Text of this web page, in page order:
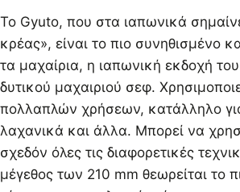
Το Gyuto, που στα ιαπωνικά
κρέας», είναι το πιο συνηθισμένο
τα μαχαίρια, η ιαπωνική εκδοχή
δυτικού μαχαιριού σεφ.
πολλαπλών χρήσεων, κατάλληλο
λαχανικά και άλλα. Μπορεί να
σχεδόν όλες τις διαφορετικές
μέγεθος των 210 mm θεωρείται το